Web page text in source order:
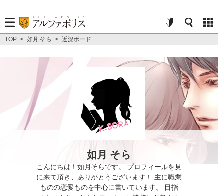
TOP > 如月 そら > 近況ボード
如月 そら
こんにちは！如月そらです。 プロフィールを見
に来て頂き、ありがとうございます！ 主に職業
ものの恋愛ものを中心に書いています。 目指